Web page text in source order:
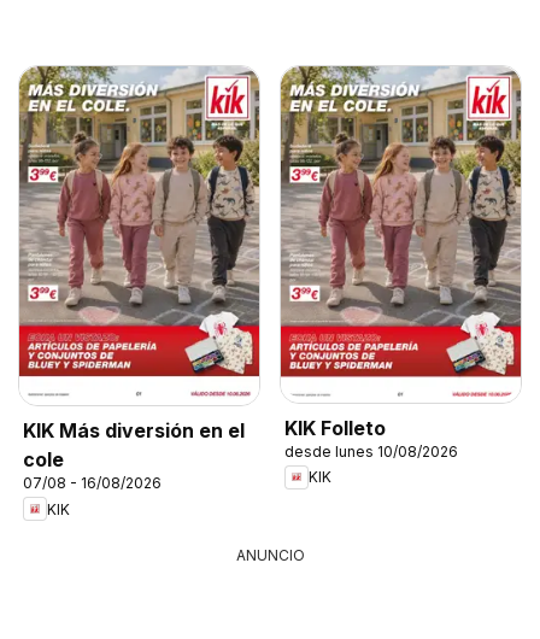
KIK Más diversión en el
cole
07/08 - 16/08/2026
KIK
KIK Folleto
desde lunes 10/08/2026
KIK
ANUNCIO